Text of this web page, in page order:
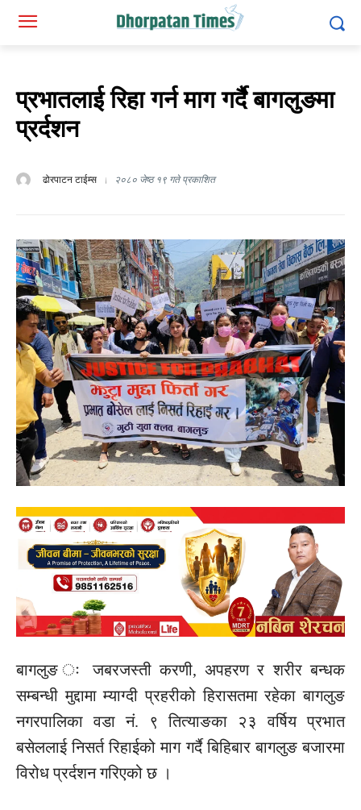
प्रभातलाई रिहा गर्न माग गर्दै बागलुङमा
प्रर्दशन
ढोरपाटन टाईम्स २०८० जेष्ठ १९ गते प्रकाशित
बागलुङ ः जबरजस्ती करणी, अपहरण र शरीर बन्धक
सम्बन्धी मुद्दामा म्याग्दी प्रहरीको हिरासतमा रहेका बागलुङ
नगरपालिका वडा नं. ९ तित्याङका २३ वर्षिय प्रभात
बसेललाई निसर्त रिहाईको माग गर्दै बिहिबार बागलुङ बजारमा
विरोध प्रर्दशन गरिएको छ ।